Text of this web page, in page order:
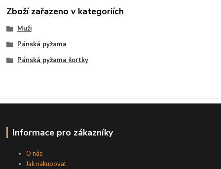
Zboží zařazeno v kategoriích
Muži
Pánská pyžama
Pánská pyžama šortky
Informace pro zákazníky
O nás
Jak nakupovat